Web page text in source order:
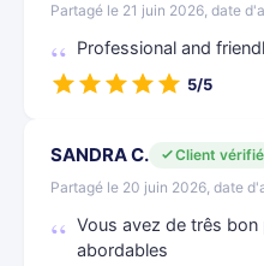
Partagé le 21 juin 2026, date
Professional and
5/5
SANDRA C.
Client vérifié
Partagé le 20 juin 2026, date
Vous avez de três
abordables